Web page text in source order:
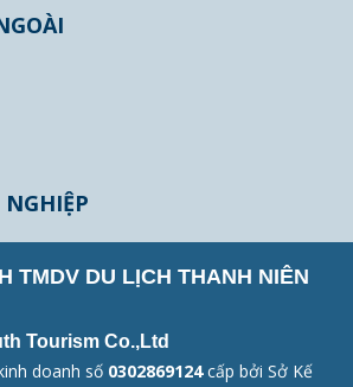
TMDV DU LỊCH THANH NIÊN
Tourism Co.,Ltd
doanh số 0302869124cấp bởi Sở Kế